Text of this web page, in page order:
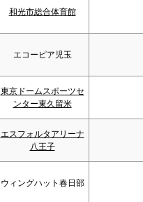
和光市総合体育館
エコーピア児玉
東京ドームスポーツセ
ンター東久留米
エスフォルタアリーナ
八王子
ウィングハット春日部